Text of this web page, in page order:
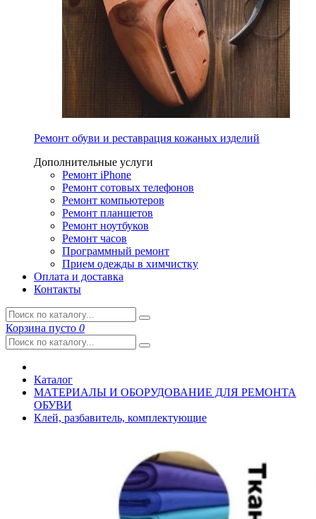
Ремонт обуви и реставрация кожаных изделий
Дополнительные услуги
Ремонт iPhone
Ремонт сотовых телефонов
Ремонт компьютеров
Ремонт планшетов
Ремонт ноутбуков
Ремонт часов
Программный ремонт
Прием одежды в химчистку
Оплата и доставка
Контакты
Корзина пусто 0
Каталог
МАТЕРИАЛЫ И ОБОРУДОВАНИЕ ДЛЯ РЕМОНТА
ОБУВИ
Клей, разбавитель, комплектующие